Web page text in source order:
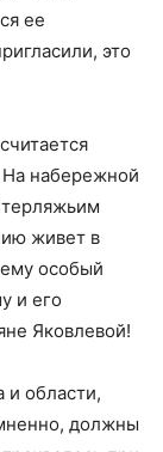
ее
это
На набережной
живет в
особый
и его
Яковлевой!
и области,
должны